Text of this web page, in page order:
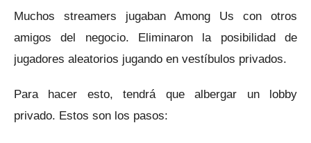
Muchos streamers jugaban Among Us con otros
amigos del negocio. Eliminaron la posibilidad de
jugadores aleatorios jugando en vestíbulos privados.
Para hacer esto, tendrá que albergar un lobby
privado. Estos son los pasos: